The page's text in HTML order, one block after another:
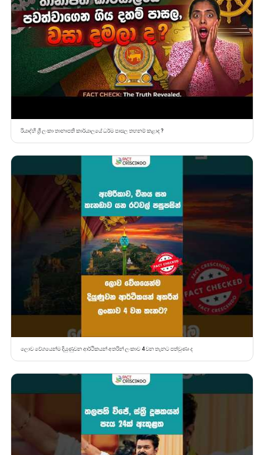
රියාද්හි ශ්‍රී ලංකා තානාපති කාර්යාලයේ ධර්ම පාසල තහනම් කළාද ?
ලොව වේගයෙන්ම දියුණුවන ආර්ථිකයන් අතරින් ලංකාව 4 වන තැනට පත්වුණා ද